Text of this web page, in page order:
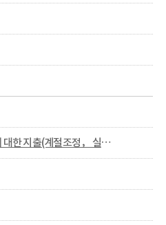
국내총생산에 대한 지출(계절조정， 실질， 분기)